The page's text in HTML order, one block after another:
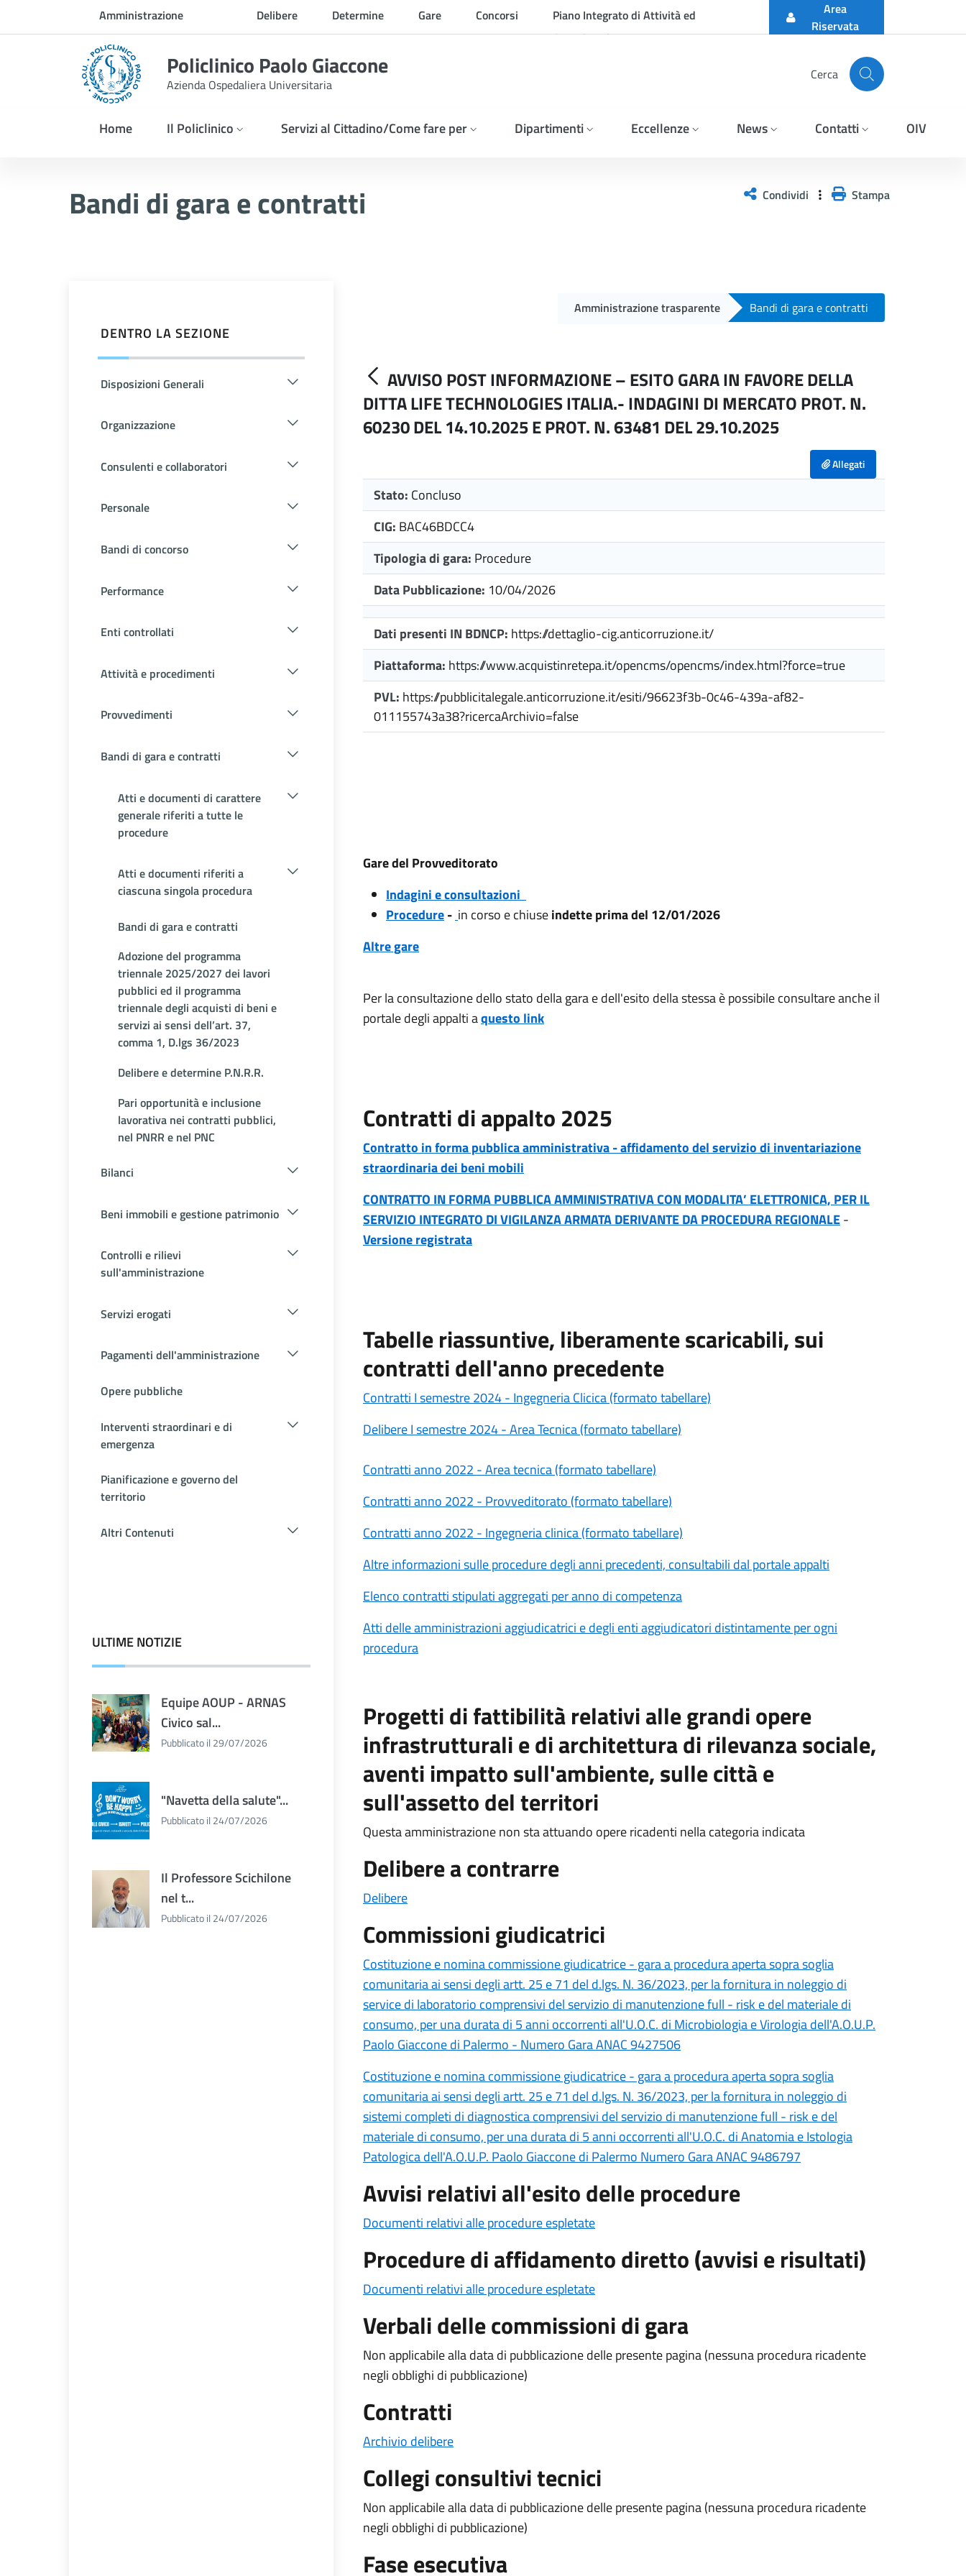
Skip to Main ContentAmministrazione
trasparente
Delibere Determine Gare Concorsi
Piano Integrato di Attività ed
Organizzazione
Area
Riservata
Policlinico Paolo Giaccone
Azienda Ospedaliera Universitaria
Cerca
Home Il Policlinico Servizi al Cittadino/Come fare per Dipartimenti Eccellenze News Contatti OIV
Bandi di gara e contratti Condividi Stampa
DENTRO LA SEZIONE
Disposizioni Generali
Organizzazione
Consulenti e collaboratori
Personale
Bandi di concorso
Performance
Enti controllati
Attività e procedimenti
Provvedimenti
Bandi di gara e contratti
Atti e documenti di carattere
generale riferiti a tutte le
procedure
Atti e documenti riferiti a
ciascuna singola procedura
Bandi di gara e contratti
Adozione del programma
triennale 2025/2027 dei lavori
pubblici ed il programma
triennale degli acquisti di beni e
servizi ai sensi dell’art. 37,
comma 1, D.lgs 36/2023
Delibere e determine P.N.R.R.
Pari opportunità e inclusione
lavorativa nei contratti pubblici,
nel PNRR e nel PNC
Bilanci
Beni immobili e gestione patrimonio
Controlli e rilievi
sull'amministrazione
Servizi erogati
Pagamenti dell'amministrazione
Opere pubbliche
Interventi straordinari e di
emergenza
Pianificazione e governo del
territorio
Altri Contenuti
ULTIME NOTIZIE
Equipe AOUP - ARNAS
Civico sal...
Pubblicato il 29/07/2026
"Navetta della salute"...
Pubblicato il 24/07/2026
Il Professore Scichilone
nel t...
Pubblicato il 24/07/2026
Amministrazione trasparente Bandi di gara e contratti
AVVISO POST INFORMAZIONE – ESITO GARA IN FAVORE DELLA
DITTA LIFE TECHNOLOGIES ITALIA.- INDAGINI DI MERCATO PROT. N.
60230 DEL 14.10.2025 E PROT. N. 63481 DEL 29.10.2025
Allegati
Stato: Concluso
CIG: BAC46BDCC4
Tipologia di gara: Procedure
Data Pubblicazione: 10/04/2026
Dati presenti IN BDNCP: https://dettaglio-cig.anticorruzione.it/
Piattaforma: https://www.acquistinretepa.it/opencms/opencms/index.html?force=true
PVL: https://pubblicitalegale.anticorruzione.it/esiti/96623f3b-0c46-439a-af82-
011155743a38?ricercaArchivio=false
Gare del Provveditorato
Indagini e consultazioni
Procedure- in corso e chiuseindette prima del 12/01/2026
Altre gare
Per la consultazione dello stato della gara e dell'esito della stessa è possibile consultare anche il
portale degli appalti aquesto link
Contratti di appalto 2025
Contratto in forma pubblica amministrativa - affidamento del servizio di inventariazione
straordinaria dei beni mobili
CONTRATTO IN FORMA PUBBLICA AMMINISTRATIVA CON MODALITA’ ELETTRONICA, PER IL
SERVIZIO INTEGRATO DI VIGILANZA ARMATA DERIVANTE DA PROCEDURA REGIONALE-
Versione registrata
Tabelle riassuntive, liberamente scaricabili, sui
contratti dell'anno precedente
Contratti I semestre 2024 - Ingegneria Clicica (formato tabellare)
Delibere I semestre 2024 - Area Tecnica (formato tabellare)
Contratti anno 2022 - Area tecnica (formato tabellare)
Contratti anno 2022 - Provveditorato (formato tabellare)
Contratti anno 2022 - Ingegneria clinica (formato tabellare)
Altre informazioni sulle procedure degli anni precedenti, consultabili dal portale appalti
Elenco contratti stipulati aggregati per anno di competenza
Atti delle amministrazioni aggiudicatrici e degli enti aggiudicatori distintamente per ogni
procedura
Progetti di fattibilità relativi alle grandi opere
infrastrutturali e di architettura di rilevanza sociale,
aventi impatto sull'ambiente, sulle città e
sull'assetto del territori
Questa amministrazione non sta attuando opere ricadenti nella categoria indicata
Delibere a contrarre
Delibere
Commissioni giudicatrici
Costituzione e nomina commissione giudicatrice - gara a procedura aperta sopra soglia
comunitaria ai sensi degli artt. 25 e 71 del d.lgs. N. 36/2023, per la fornitura in noleggio di
service di laboratorio comprensivi del servizio di manutenzione full - risk e del materiale di
consumo, per una durata di 5 anni occorrenti all'U.O.C. di Microbiologia e Virologia dell'A.O.U.P.
Paolo Giaccone di Palermo - Numero Gara ANAC 9427506
Costituzione e nomina commissione giudicatrice - gara a procedura aperta sopra soglia
comunitaria ai sensi degli artt. 25 e 71 del d.lgs. N. 36/2023, per la fornitura in noleggio di
sistemi completi di diagnostica comprensivi del servizio di manutenzione full - risk e del
materiale di consumo, per una durata di 5 anni occorrenti all'U.O.C. di Anatomia e Istologia
Patologica dell'A.O.U.P. Paolo Giaccone di Palermo Numero Gara ANAC 9486797
Avvisi relativi all'esito delle procedure
Documenti relativi alle procedure espletate
Procedure di affidamento diretto (avvisi e risultati)
Documenti relativi alle procedure espletate
Verbali delle commissioni di gara
Non applicabile alla data di pubblicazione delle presente pagina (nessuna procedura ricadente
negli obblighi di pubblicazione)
Contratti
Archivio delibere
Collegi consultivi tecnici
Non applicabile alla data di pubblicazione delle presente pagina (nessuna procedura ricadente
negli obblighi di pubblicazione)
Fase esecutiva